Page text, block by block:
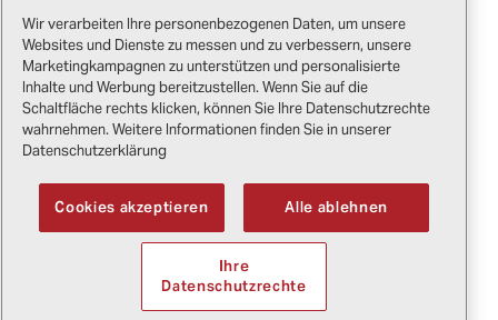
Kommunikation
Taktische Funkgeräte sind unerlässlich für die
Koordination mit Bodentruppen, Kommandozentren
und benachbarten Behörden. Verschlüsselung,
Mehrbandfähigkeiten und Integration mit anderen
Systemen wie Satellitentelefonen sind wichtige
Überlegungen.
Bildgebungssysteme
Infrarot- und elektro-optische Kameras sind für
Wir verarbeiten Ihre personenbezogenen Daten, um unsere
Websites und Dienste zu messen und zu verbessern, unsere
Marketingkampagnen zu unterstützen und personalisierte
Inhalte und Werbung bereitzustellen. Wenn Sie auf die
Schaltfläche rechts klicken, können Sie Ihre Datenschutzrechte
wahrnehmen. Weitere Informationen finden Sie in unserer
Datenschutzerklärung
Cookies akzeptieren Alle ablehnen
Ihre
Datenschutzrechte